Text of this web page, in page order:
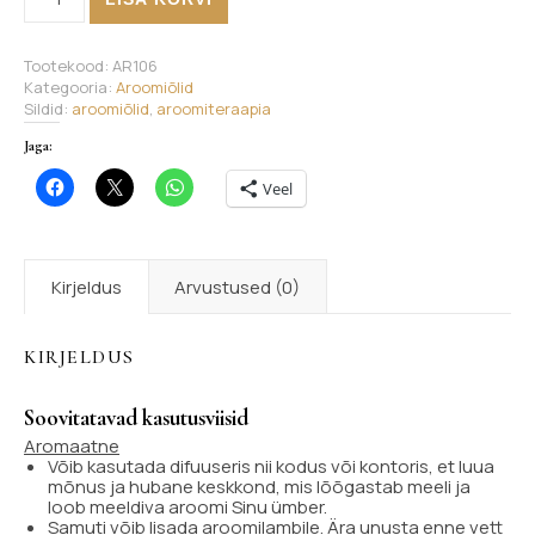
Tootekood: AR106
Kategooria: Aroomiõlid
Sildid: aroomiõlid, aroomiteraapia
Jaga:
Veel
Kirjeldus Arvustused (0)
KIRJELDUS
Soovitatavad kasutusviisid
Aromaatne
Võib kasutada difuuseris nii kodus või kontoris, et luua
mõnus ja hubane keskkond, mis lõõgastab meeli ja
loob meeldiva aroomi Sinu ümber.
Samuti võib lisada aroomilambile. Ära unusta enne vett